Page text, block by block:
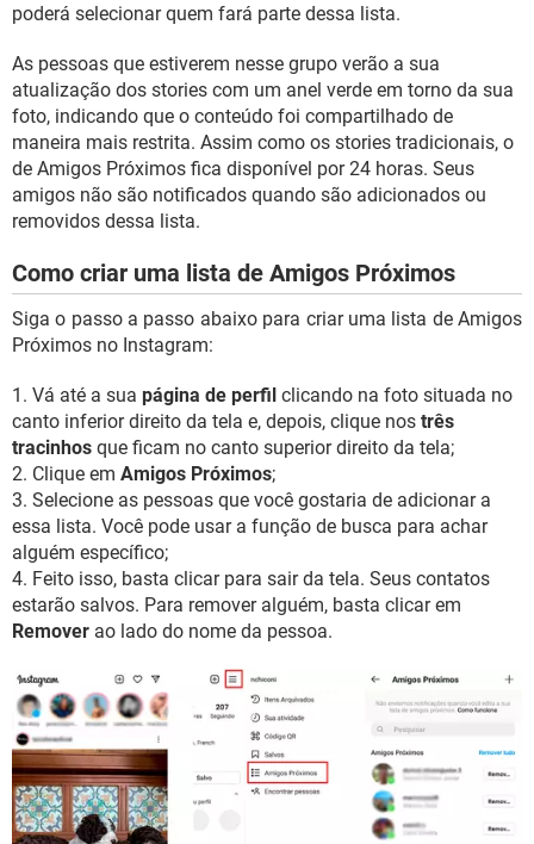
poderá selecionar quem fará parte dessa lista.
As pessoas que estiverem nesse grupo verão a sua
atualização dos stories com um anel verde em torno da sua
foto, indicando que o conteúdo foi compartilhado de
maneira mais restrita. Assim como os stories tradicionais, o
de Amigos Próximos fica disponível por 24 horas. Seus
amigos não são notificados quando são adicionados ou
removidos dessa lista.
Como criar uma lista de Amigos Próximos
Siga o passo a passo abaixo para criar uma lista de Amigos
Próximos no Instagram:
1. Vá até a sua página de perfil clicando na foto situada no
canto inferior direito da tela e, depois, clique nos três
tracinhos que ficam no canto superior direito da tela;
2. Clique em Amigos Próximos;
3. Selecione as pessoas que você gostaria de adicionar a
essa lista. Você pode usar a função de busca para achar
alguém específico;
4. Feito isso, basta clicar para sair da tela. Seus contatos
estarão salvos. Para remover alguém, basta clicar em
Remover ao lado do nome da pessoa.